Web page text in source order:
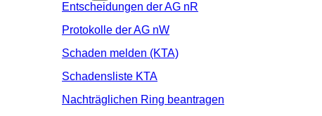
Entscheidungen der AG nR
Protokolle der AG nW
Schaden melden (KTA)
Schadensliste KTA
Nachträglichen Ring beantragen